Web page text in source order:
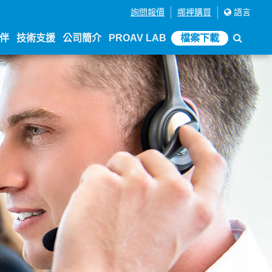
詢問報價 哪裡購買 語言
技術支援 公司簡介 PROAV LAB 檔案下載